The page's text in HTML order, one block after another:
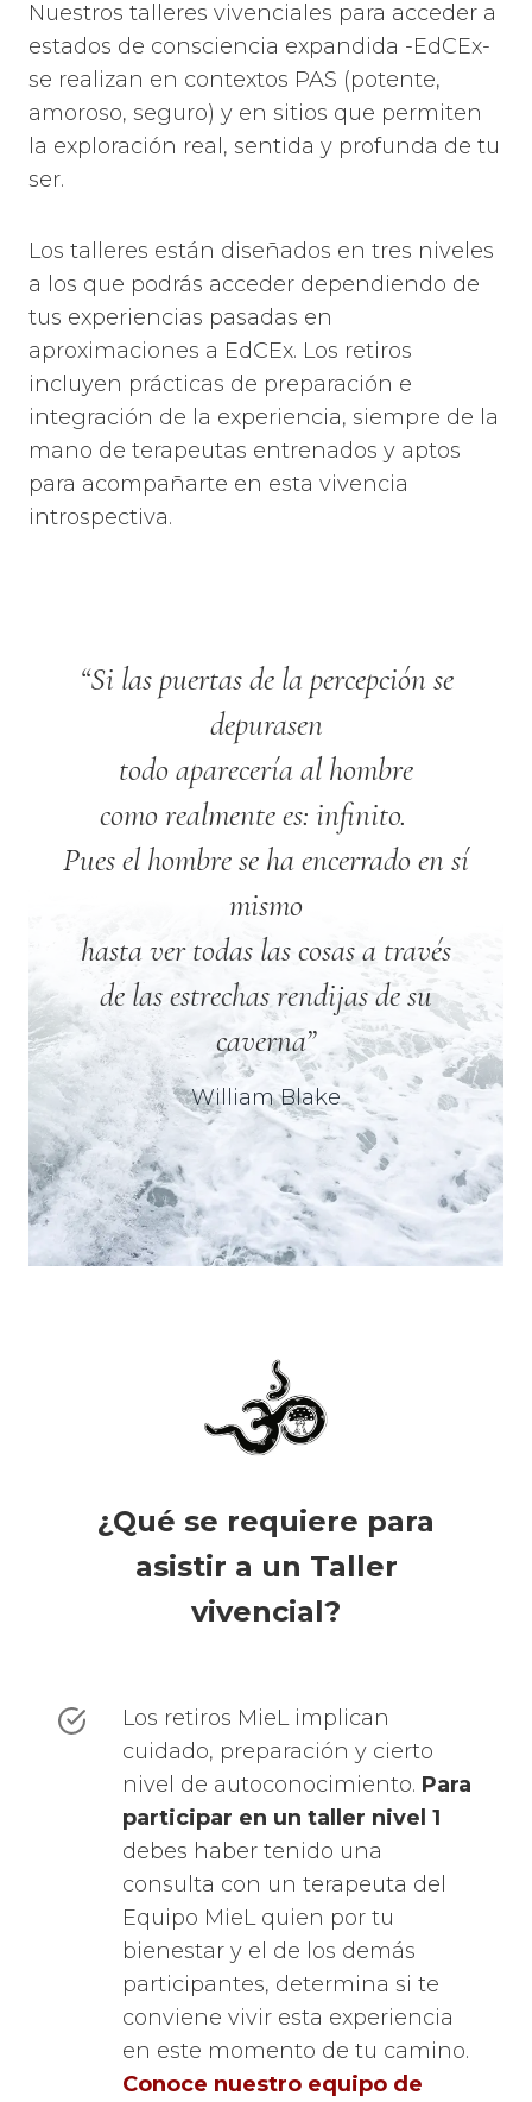
Nuestros talleres vivenciales para acceder a
estados de consciencia expandida -EdCEx-
se realizan en contextos PAS (potente,
amoroso, seguro) y en sitios que permiten
la exploración real, sentida y profunda de tu
ser.
Los talleres están diseñados en tres niveles
a los que podrás acceder dependiendo de
tus experiencias pasadas en
aproximaciones a EdCEx. Los retiros
incluyen prácticas de preparación e
integración de la experiencia, siempre de la
mano de terapeutas entrenados y aptos
para acompañarte en esta vivencia
introspectiva.
“Si las puertas de la percepción se
depurasen
todo aparecería al hombre
como realmente es: infinito.
Pues el hombre se ha encerrado en sí
mismo
hasta ver todas las cosas a través
de las estrechas rendijas de su
caverna”
William Blake
¿Qué se requiere para
asistir a un Taller
vivencial?
Los retiros MieL implican
cuidado, preparación y cierto
nivel de autoconocimiento. Para
participar en un taller nivel 1
debes haber tenido una
consulta con un terapeuta del
Equipo MieL quien por tu
bienestar y el de los demás
participantes, determina si te
conviene vivir esta experiencia
en este momento de tu camino.
Conoce nuestro equipo de